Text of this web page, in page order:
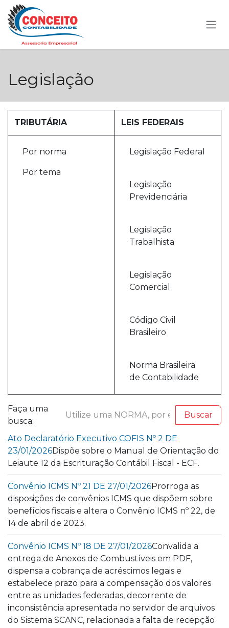
Pular para o conteúdo
Legislação
TRIBUTÁRIA LEIS FEDERAIS
Por norma
Por tema
Legislação Federal
Legislação
Previdenciária
Legislação
Trabalhista
Legislação
Comercial
Código Civil
Brasileiro
Norma Brasileira
de Contabilidade
Faça uma
busca:
Ato Declaratório Executivo COFIS Nº 2 DE
23/01/2026Dispõe sobre o Manual de Orientação do
Leiaute 12 da Escrituração Contábil Fiscal - ECF.
Convênio ICMS Nº 21 DE 27/01/2026Prorroga as
disposições de convênios ICMS que dispõem sobre
benefícios fiscais e altera o Convênio ICMS nº 22, de
14 de abril de 2023.
Convênio ICMS Nº 18 DE 27/01/2026Convalida a
entrega de Anexos de Combustíveis em PDF,
dispensa a cobrança de acréscimos legais e
estabelece prazo para a compensação dos valores
entre as unidades federadas, decorrente de
inconsistência apresentada no servidor de arquivos
do Sistema SCANC, relacionada a falta de recepção